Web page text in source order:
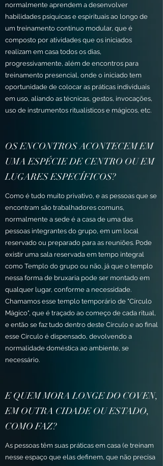
normalmente aprendem a desenvolver
habilidades psíquicas e espirituais ao longo de
um treinamento contínuo modular, que é
composto por atividades que os iniciados
realizam em casa todos os dias,
progressivamente, além de encontros para
treinamento presencial, onde o iniciado tem
oportunidade de colocar as práticas individuais
em uso, aliando as técnicas, gestos, invocações,
uso de instrumentos ritualísticos e mágicos, etc.
OS ENCONTROS ACONTECEM EM
UMA ESPÉCIE DE CENTRO OU EM
LUGARES ESPECÍFICOS?
Como é tudo muito privativo, e as pessoas que se
encontram são trabalhadores comuns,
normalmente a sede é a casa de uma das
pessoas integrantes do grupo, em um local
reservado ou preparado para as reuniões. Pode
existir uma sala reservada em tempo integral
como Templo do grupo ou não, já que o templo
nessa forma de bruxaria pode ser montado em
qualquer lugar, conforme a necessidade.
Chamamos esse templo temporário de "Círculo
Mágico", que é traçado ao começo de cada ritual,
e então se faz tudo dentro deste Círculo e ao final
esse Círculo é dispensado, devolvendo a
normalidade doméstica ao ambiente, se
necessário.
E QUEM MORA LONGE DO COVEN,
EM OUTRA CIDADE OU ESTADO,
COMO FAZ?
As pessoas têm suas práticas em casa (e treinam
nesse espaço que elas definem, que não precisa